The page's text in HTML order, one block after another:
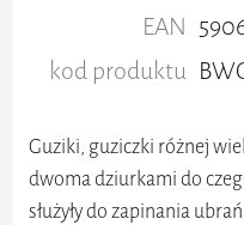
EAN
kod produktu
Guziki, guziczki różnej
dwoma dziurkami do
służyły do zapinania